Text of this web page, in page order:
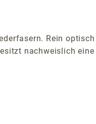
Rein
nachweislich